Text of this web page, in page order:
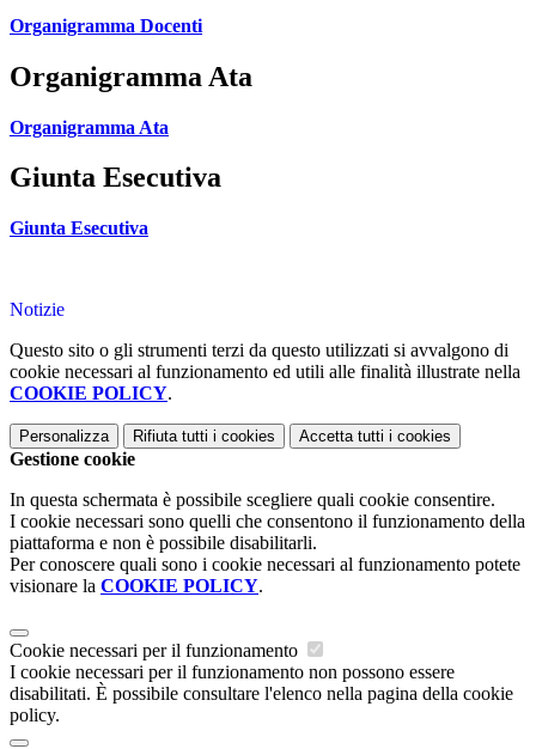
Organigramma Docenti
Organigramma Ata
Organigramma Ata
Giunta Esecutiva
Giunta Esecutiva
Notizie
Questo sito o gli strumenti terzi da questo utilizzati si avvalgono di
cookie necessari al funzionamento ed utili alle finalità illustrate nella
COOKIE POLICY.
Personalizza Rifiuta tutti i cookies Accetta tutti i cookies
Gestione cookie
In questa schermata è possibile scegliere quali cookie consentire.
I cookie necessari sono quelli che consentono il funzionamento della
piattaforma e non è possibile disabilitarli.
Per conoscere quali sono i cookie necessari al funzionamento potete
visionare la COOKIE POLICY.
Cookie necessari per il funzionamento
I cookie necessari per il funzionamento non possono essere
disabilitati. È possibile consultare l'elenco nella pagina della cookie
policy.